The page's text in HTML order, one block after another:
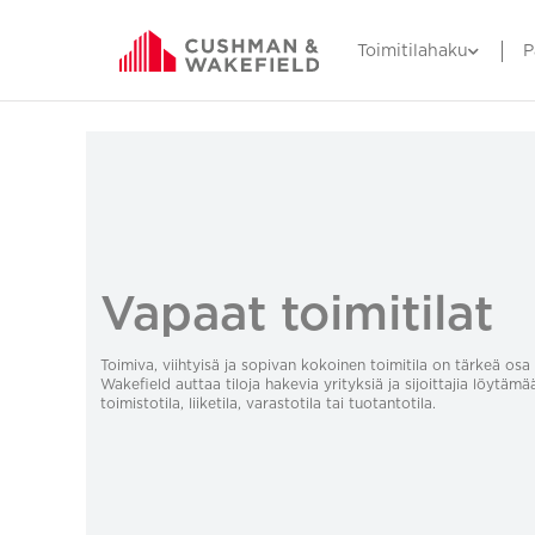
Toimitilahaku
Vapaat toimitilat
Toimiva, viihtyisä ja sopivan kokoinen toimitila on tärkeä osa
Wakefield auttaa tiloja hakevia yrityksiä ja sijoittajia
toimistotila, liiketila, varastotila tai tuotantotila.